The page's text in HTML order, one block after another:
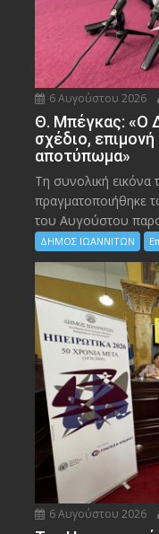
6 Αυγούστου 2026
Θ. Μπέγκας: «Ο
σχέδιο,
αποτύπωμα»
Τη συνολική εικόνα
πραγματοποιήθηκε
του Αυγούστου
ΔΗΜΟΣ ΙΩΑΝΝΙΤΩΝ
6 Αυγούστου 2026